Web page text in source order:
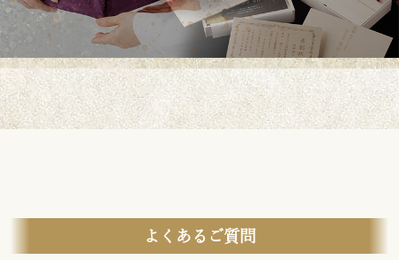
よくあるご質問